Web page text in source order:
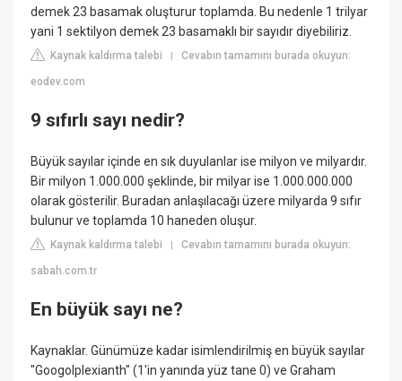
demek 23 basamak oluşturur toplamda. Bu nedenle 1 trilyar
yani 1 sektilyon demek 23 basamaklı bir sayıdır diyebiliriz.
Kaynak kaldırma talebi |Cevabın tamamını burada okuyun:
eodev.com
9 sıfırlı sayı nedir?
Büyük sayılar içinde en sık duyulanlar ise milyon ve milyardır.
Bir milyon 1.000.000 şeklinde, bir milyar ise 1.000.000.000
olarak gösterilir. Buradan anlaşılacağı üzere milyarda 9 sıfır
bulunur ve toplamda 10 haneden oluşur.
Kaynak kaldırma talebi |Cevabın tamamını burada okuyun:
sabah.com.tr
En büyük sayı ne?
Kaynaklar. Günümüze kadar isimlendirilmiş en büyük sayılar
"Googolplexianth" (1'in yanında yüz tane 0) ve Graham